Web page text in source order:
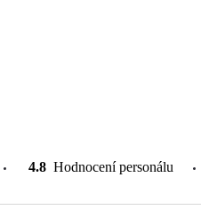
4.8 Hodnocení personálu